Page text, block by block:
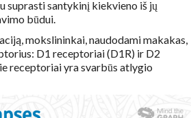
suprasti santykinį kiekvieno iš jų
būdui.
mokslininkai, naudodami makakas,
D1 receptoriai (D1R) ir D2
receptoriai yra svarbūs atlygio